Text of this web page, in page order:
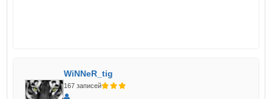
WiNNeR_tig
167 записей